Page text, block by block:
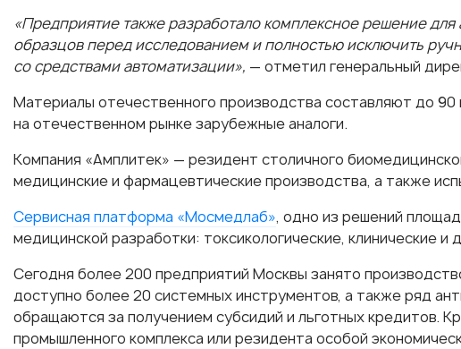
«Предприятие также разработало комплексное решение
образцов перед исследованием и полностью исключить
со средствами автоматизации», — отметил генеральный
Материалы отечественного производства составляют до
на отечественном рынке зарубежные аналоги.
Компания «Амплитек» — резидент столичного
медицинские и фармацевтические производства, а также
Сервисная платформа «Мосмедлаб», одно из решений
медицинской разработки: токсикологические, клинические
Сегодня более 200 предприятий Москвы занято
доступно более 20 системных инструментов, а также ряд
обращаются за получением субсидий и льготных кредитов.
промышленного комплекса или резидента особой